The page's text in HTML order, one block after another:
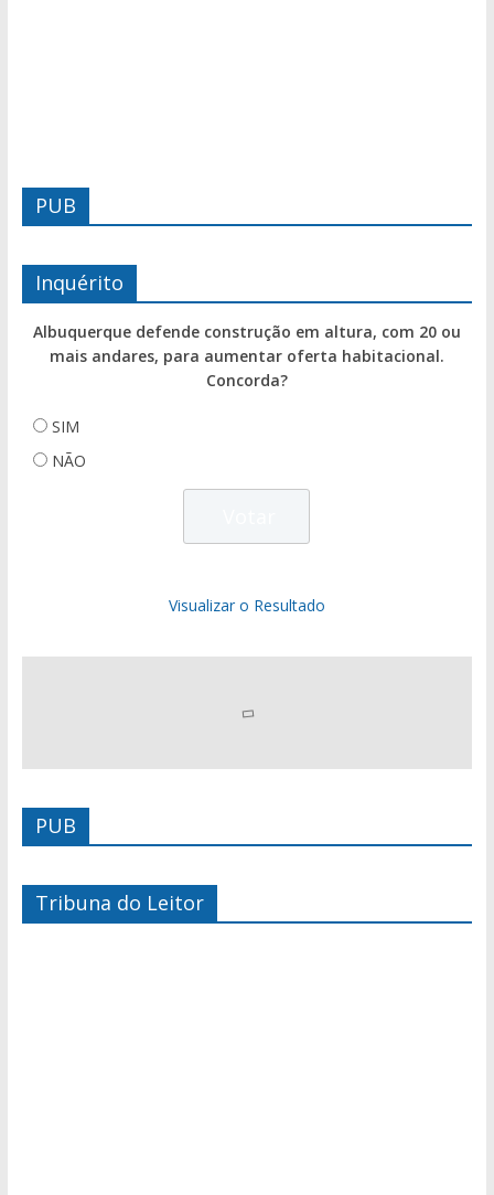
PUB
Inquérito
Albuquerque defende construção em altura, com 20 ou
mais andares, para aumentar oferta habitacional.
Concorda?
SIM
NÃO
Visualizar o Resultado
PUB
Tribuna do Leitor